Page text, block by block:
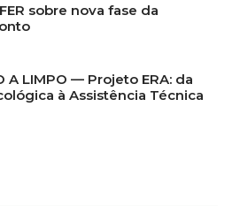
sobre nova fase da
A LIMPO — Projeto ERA: da
à Assistência Técnica